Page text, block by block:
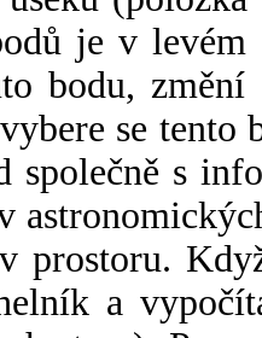
je v
bodu,
se tento
společně s
prostoru.
a